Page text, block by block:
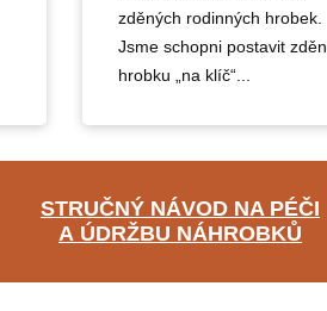
zděných rodinných hrobek.
Jsme schopni postavit
hrobku „na klíč“...
STRUČNÝ NÁVOD NA PÉČI
A ÚDRŽBU NÁHROBKŮ